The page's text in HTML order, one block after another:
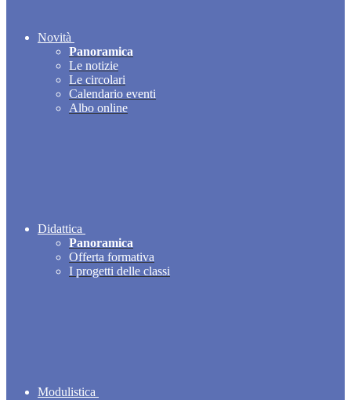
Novità
Panoramica
Le notizie
Le circolari
Calendario eventi
Albo online
Didattica
Panoramica
Offerta formativa
I progetti delle classi
Modulistica